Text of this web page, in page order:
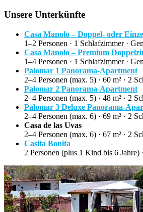
Unsere Unterkünfte
Casa Manolo – Doppel- oder
1–2 Personen · 1 Schlafzimmer ·
Casa Manolo – Premium
1–4 Personen · 1 Schlafzimmer ·
Palomar 1 Panorama-Apartment
2–4 Personen (max. 5) · 60 m² · 2
Palomar 2 Panorama-Apartment
2–4 Personen (max. 5) · 48 m² · 2
Palomar 3 Deluxe Panorama-
2–4 Personen (max. 6) · 69 m² · 2
Casa de las Uvas
2–4 Personen (max. 6) · 67 m² · 2
Casita Bonita
2 Personen (plus 1 Kind bis 6 Jahre)